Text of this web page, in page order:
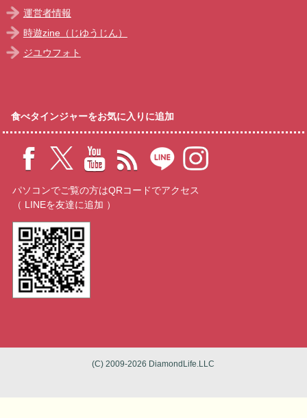
運営者情報
時遊zine（じゆうじん）
ジユウフォト
食べタインジャーをお気に入りに追加
パソコンでご覧の方はQRコードでアクセス
（ LINEを友達に追加 ）
(C) 2009-2026 DiamondLife.LLC